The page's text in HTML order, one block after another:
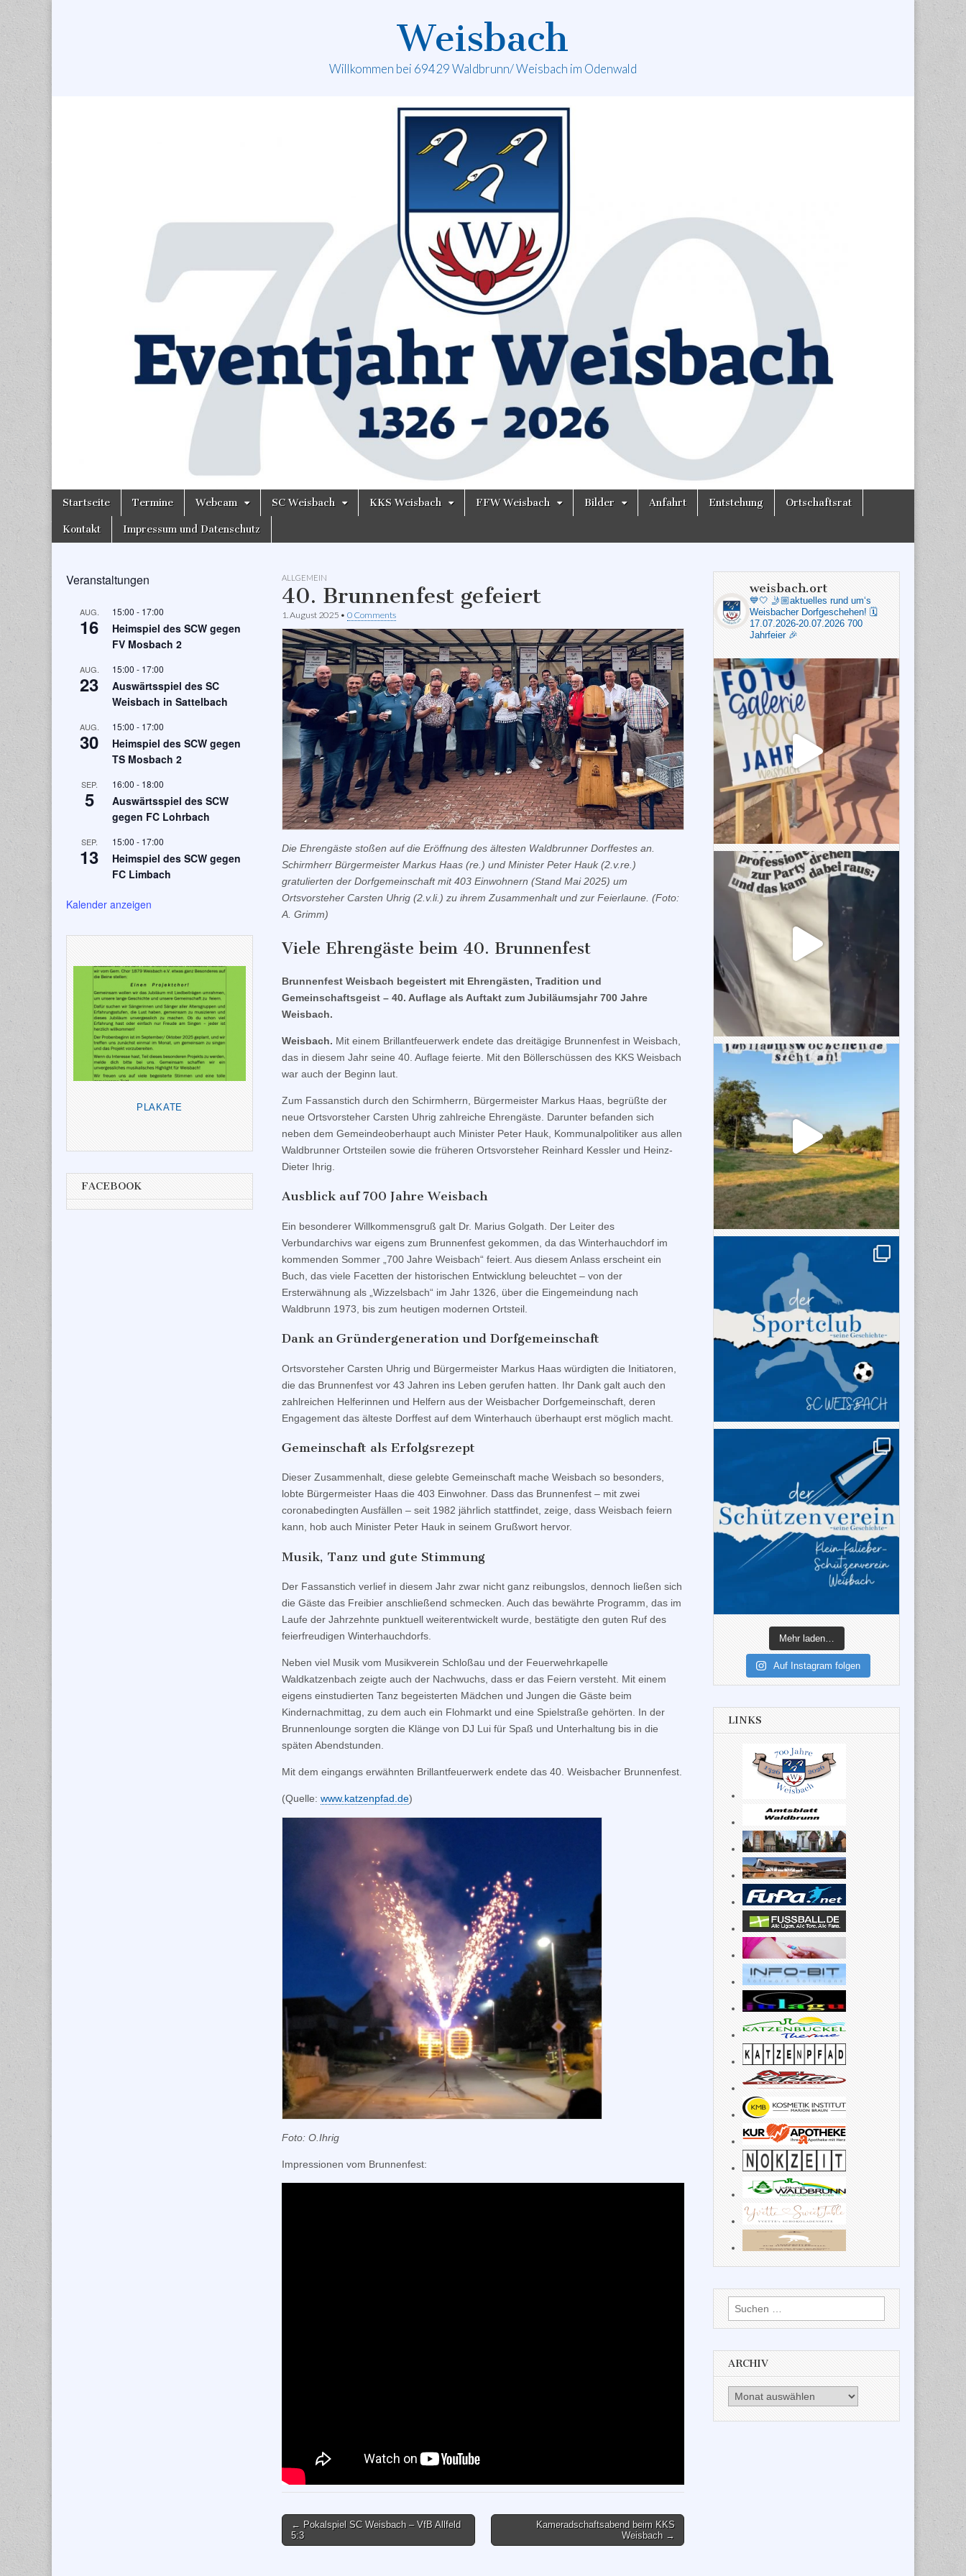
Weisbach
Willkommen bei 69429 Waldbrunn/ Weisbach im Odenwald
Main
Skip
content
Startseite Termine Webcam SC Weisbach KKS Weisbach FFW Weisbach Bilder Anfahrt Entstehung Ortschaftsrat
Kontakt Impressum und Datenschutz
ALLGEMEIN
40. Brunnenfest gefeiert
1. August 2025 • 0 Comments
Die Ehrengäste stoßen auf die Eröffnung des ältesten Waldbrunner Dorffestes an.
Schirmherr Bürgermeister Markus Haas (re.) und Minister Peter Hauk (2.v.re.)
gratulierten der Dorfgemeinschaft mit 403 Einwohnern (Stand Mai 2025) um
Ortsvorsteher Carsten Uhrig (2.v.li.) zu ihrem Zusammenhalt und zur Feierlaune. (Foto:
A. Grimm)
Viele Ehrengäste beim 40. Brunnenfest
Brunnenfest Weisbach begeistert mit Ehrengästen, Tradition und
Gemeinschaftsgeist – 40. Auflage als Auftakt zum Jubiläumsjahr 700 Jahre
Weisbach.
Weisbach. Mit einem Brillantfeuerwerk endete das dreitägige Brunnenfest in Weisbach,
das in diesem Jahr seine 40. Auflage feierte. Mit den Böllerschüssen des KKS Weisbach
war auch der Beginn laut.
Zum Fassanstich durch den Schirmherrn, Bürgermeister Markus Haas, begrüßte der
neue Ortsvorsteher Carsten Uhrig zahlreiche Ehrengäste. Darunter befanden sich
neben dem Gemeindeoberhaupt auch Minister Peter Hauk, Kommunalpolitiker aus allen
Waldbrunner Ortsteilen sowie die früheren Ortsvorsteher Reinhard Kessler und Heinz-
Dieter Ihrig.
Ausblick auf 700 Jahre Weisbach
Ein besonderer Willkommensgruß galt Dr. Marius Golgath. Der Leiter des
Verbundarchivs war eigens zum Brunnenfest gekommen, da das Winterhauchdorf im
kommenden Sommer „700 Jahre Weisbach“ feiert. Aus diesem Anlass erscheint ein
Buch, das viele Facetten der historischen Entwicklung beleuchtet – von der
Ersterwähnung als „Wizzelsbach“ im Jahr 1326, über die Eingemeindung nach
Waldbrunn 1973, bis zum heutigen modernen Ortsteil.
Dank an Gründergeneration und Dorfgemeinschaft
Ortsvorsteher Carsten Uhrig und Bürgermeister Markus Haas würdigten die Initiatoren,
die das Brunnenfest vor 43 Jahren ins Leben gerufen hatten. Ihr Dank galt auch den
zahlreichen Helferinnen und Helfern aus der Weisbacher Dorfgemeinschaft, deren
Engagement das älteste Dorffest auf dem Winterhauch überhaupt erst möglich macht.
Gemeinschaft als Erfolgsrezept
Dieser Zusammenhalt, diese gelebte Gemeinschaft mache Weisbach so besonders,
lobte Bürgermeister Haas die 403 Einwohner. Dass das Brunnenfest – mit zwei
coronabedingten Ausfällen – seit 1982 jährlich stattfindet, zeige, dass Weisbach feiern
kann, hob auch Minister Peter Hauk in seinem Grußwort hervor.
Musik, Tanz und gute Stimmung
Der Fassanstich verlief in diesem Jahr zwar nicht ganz reibungslos, dennoch ließen sich
die Gäste das Freibier anschließend schmecken. Auch das bewährte Programm, das im
Laufe der Jahrzehnte punktuell weiterentwickelt wurde, bestätigte den guten Ruf des
feierfreudigen Winterhauchdorfs.
Neben viel Musik vom Musikverein Schloßau und der Feuerwehrkapelle
Waldkatzenbach zeigte auch der Nachwuchs, dass er das Feiern versteht. Mit einem
eigens einstudierten Tanz begeisterten Mädchen und Jungen die Gäste beim
Kindernachmittag, zu dem auch ein Flohmarkt und eine Spielstraße gehörten. In der
Brunnenlounge sorgten die Klänge von DJ Lui für Spaß und Unterhaltung bis in die
späten Abendstunden.
Mit dem eingangs erwähnten Brillantfeuerwerk endete das 40. Weisbacher Brunnenfest.
(Quelle: www.katzenpfad.de)
Foto: O.Ihrig
Impressionen vom Brunnenfest:
Post
navigation
← Pokalspiel SC Weisbach – VfB Allfeld
5:3
Kameradschaftsabend beim KKS
Weisbach →
Veranstaltungen
AUG.
16
15:00 - 17:00
Heimspiel des SCW gegen
FV Mosbach 2
AUG.
23
15:00 - 17:00
Auswärtsspiel des SC
Weisbach in Sattelbach
AUG.
30
15:00 - 17:00
Heimspiel des SCW gegen
TS Mosbach 2
SEP.
5
16:00 - 18:00
Auswärtsspiel des SCW
gegen FC Lohrbach
SEP.
13
15:00 - 17:00
Heimspiel des SCW gegen
FC Limbach
Kalender anzeigen
PLAKATE
FACEBOOK
weisbach.ort
💙🤍 🤳🏼aktuelles rund um‘s
Weisbacher Dorfgeschehen! 🗓️
17.07.2026-20.07.2026 700
Jahrfeier 🎉
Mehr laden…
Auf Instagram folgen
LINKS
Suchen
nach:
ARCHIV
Archiv